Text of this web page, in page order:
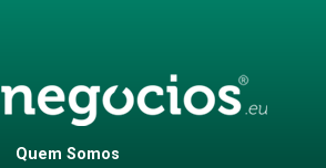
Quem Somos